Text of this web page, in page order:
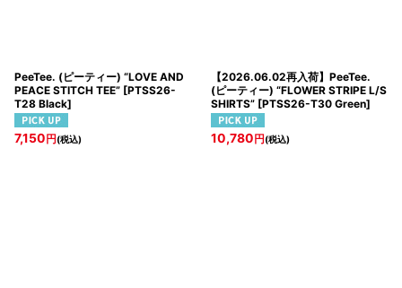
PeeTee. (ピーティー) “LOVE AND
PEACE STITCH TEE” [PTSS26-
T28 Black]
7,150円(税込)
【2026.06.02再入荷】PeeTee.
(ピーティー) “FLOWER STRIPE L/S
SHIRTS” [PTSS26-T30 Green]
10,780円(税込)